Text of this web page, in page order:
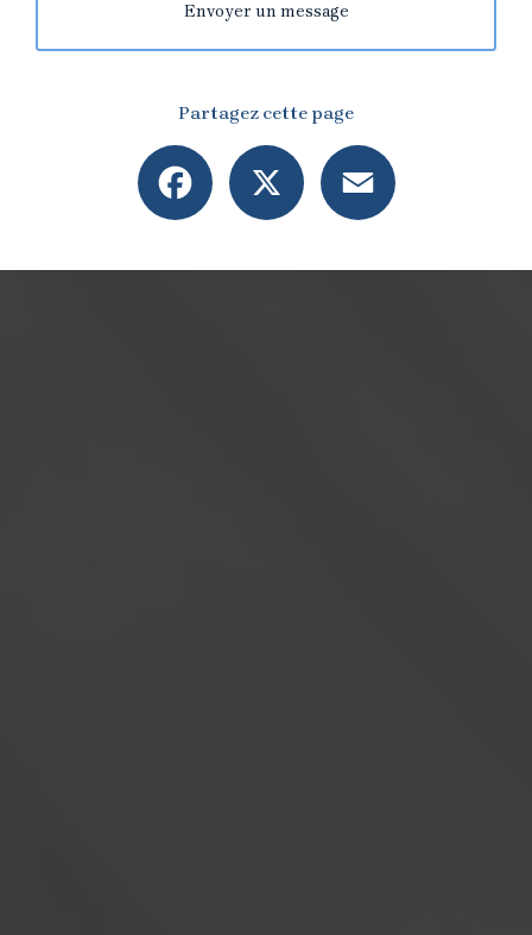
Envoyer un message
Partagez cette page
Facebook